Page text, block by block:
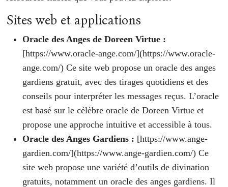
Sites web et applications
Oracle des Anges de Doreen Virtue :
[https://www.oracle-ange.com/](https://www.oracle-
ange.com/) Ce site web propose un oracle des anges
gardiens gratuit, avec des tirages quotidiens et des
conseils pour interpréter les messages reçus. L’oracle
est basé sur le célèbre oracle de Doreen Virtue et
propose une approche intuitive et accessible à tous.
Oracle des Anges Gardiens : [https://www.ange-
gardien.com/](https://www.ange-gardien.com/) Ce
site web propose une variété d’outils de divination
gratuits, notamment un oracle des anges gardiens. Il